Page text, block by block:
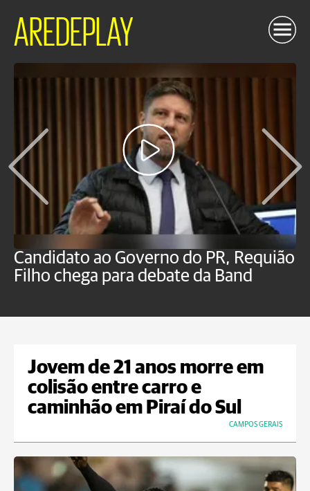
AREDEPLAY
Candidato ao Governo do PR, Requião
Filho chega para debate da Band
Jovem de 21 anos morre em
colisão entre carro e
caminhão em Piraí do Sul
CAMPOS GERAIS